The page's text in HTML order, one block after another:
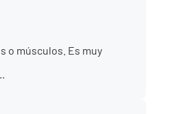
o músculos. Es muy